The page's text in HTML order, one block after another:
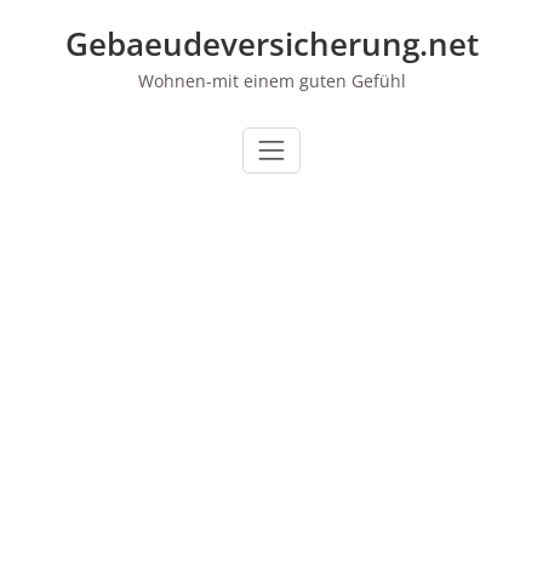
Gebaeudeversicherung.net
Wohnen-mit einem guten Gefühl